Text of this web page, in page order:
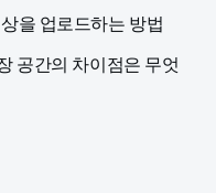
을 업로드하는 방법
공간의 차이점은 무엇